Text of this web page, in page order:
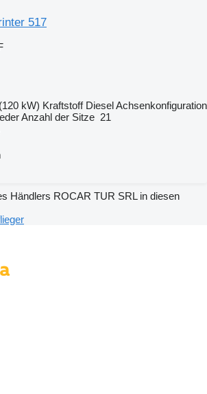
517
kW) Kraftstoff DieselAchsenkonfiguration
Anzahl der Sitze 21
Händlers ROCAR TUR SRL in diesen